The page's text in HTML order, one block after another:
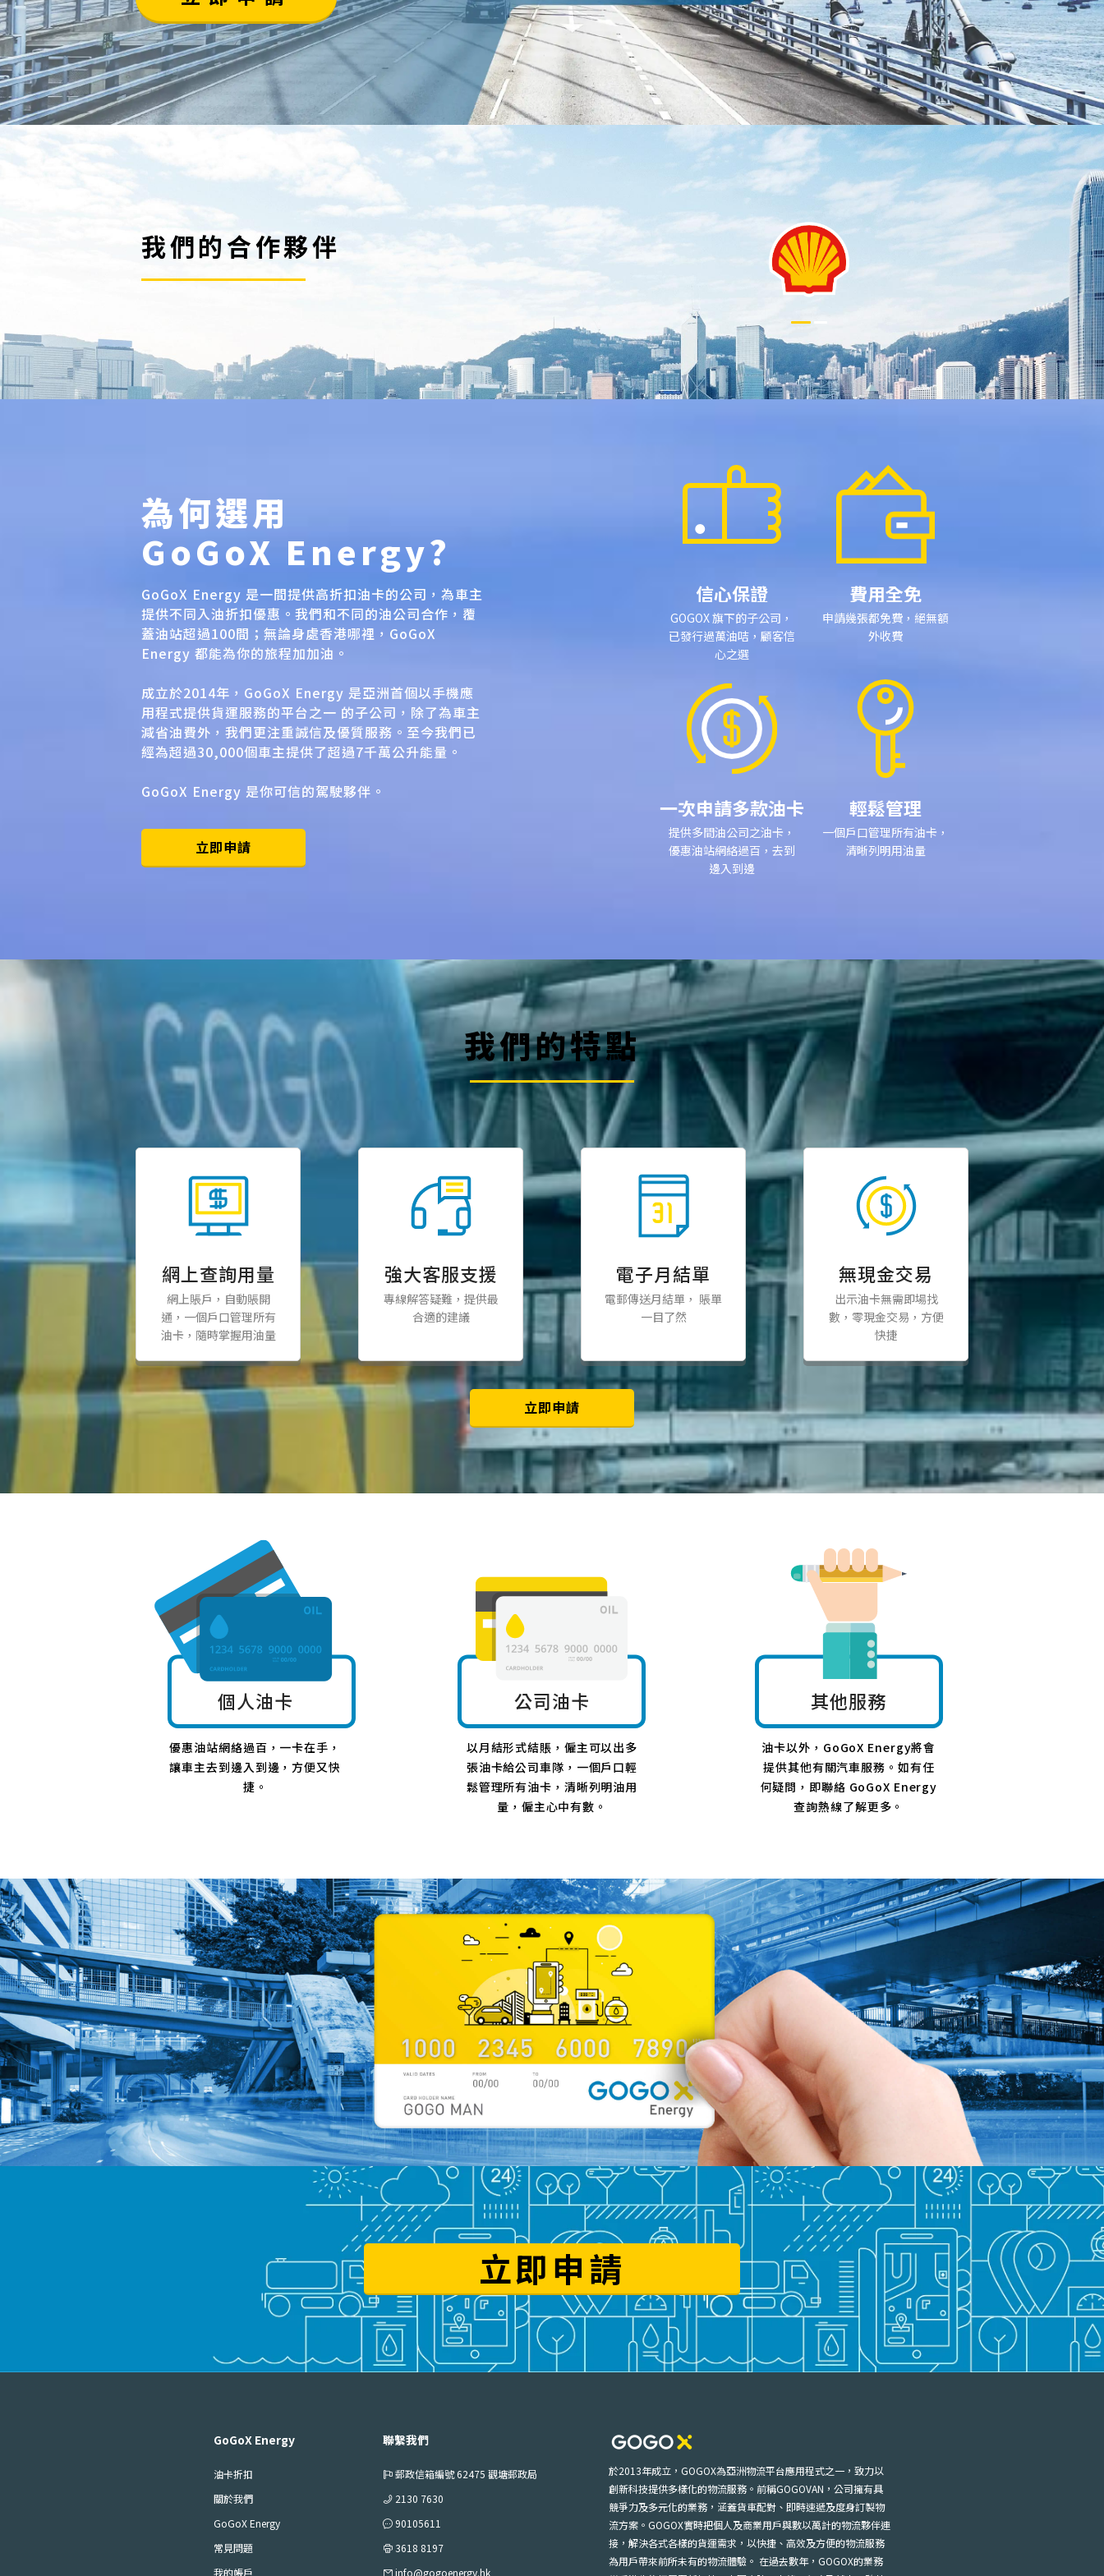
我們的合作夥伴
為何選用
GoGoX Energy?
GoGoX Energy 是一間提供高折扣油卡的公司，為車主
提供不同入油折扣優惠。我們和不同的油公司合作，覆
蓋油站超過100間；無論身處香港哪裡，GoGoX
Energy 都能為你的旅程加加油。
成立於2014年，GoGoX Energy 是亞洲首個以手機應
用程式提供貨運服務的平台之一 的子公司 ，除了為車主
減省油費外，我們更注重誠信及優質服務。至今我們已
經為超過30,000個車主提供了超過7千萬公升能量。
GoGoX Energy 是你可信的駕駛夥伴。
立即申請
信心保證
GOGOX 旗下的子公司 ，
已發行過萬油咭，顧客信
心之選
費用全免
申請幾張都免費，絕無額
外收費
一次申請多款油卡
提供多間油公司之油卡，
優惠油站網絡過百，去到
邊入到邊
輕鬆管理
一個戶口管理所有油卡，
清晰列明用油量
我們的特點
網上查詢用量
網上賬戶，自動賬開
通，一個戶口管理所有
油卡，隨時掌握用油量
強大客服支援
專線解答疑難，提供最
合適的建議
電子月結單
電郵傳送月結單， 賬單
一目了然
無現金交易
出示油卡無需即場找
數，零現金交易，方便
快捷
立即申請
個人油卡
優惠油站網絡過百，一卡在手，
讓車主去到邊入到邊，方便又快
捷。
公司油卡
以月結形式結賬，僱主可以出多
張油卡給公司車隊，一個戶口輕
鬆管理所有油卡，清晰列明油用
量，僱主心中有數。
其他服務
油卡以外，GoGoX Energy將會
提供其他有關汽車服務。如有任
何疑問，即聯絡 GoGoX Energy
查詢熱線了解更多。
立即申請
GoGoX Energy
油卡折扣
關於我們
GoGoX Energy
常見問題
我的帳戶
聯繫我們
郵政信箱編號 62475 觀塘郵政局
2130 7630
90105611
3618 8197
info@gogoenergy.hk
於2013年成立，GOGOX為亞洲物流平台應用程式之一，致力以
創新科技提供多樣化的物流服務。前稱GOGOVAN，公司擁有具
競爭力及多元化的業務，涵蓋貨車配對、即時速遞及度身訂製物
流方案。GOGOX實時把個人及商業用戶與數以萬計的物流夥伴連
接，解決各式各樣的貨運需求，以快捷、高效及方便的物流服務
為用戶帶來前所未有的物流體驗。 在過去數年，GOGOX的業務